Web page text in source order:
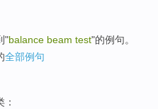
"balance beam test"的例句。
全部例句